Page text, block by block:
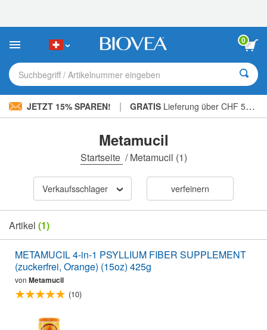
Sie:
Website
ein
Barrierefreiheitssystem.
0
Suchbegriff / Artikelnummer eingeben
JETZT 15% SPAREN! | GRATIS Lieferung über CHF 56.00 »
Metamucil
Startseite /Metamucil (1)
Verkaufsschlager verfeinern
Artikel (1)
METAMUCIL 4-in-1 PSYLLIUM FIBER SUPPLEMENT
(zuckerfrei, Orange) (15oz) 425g
von Metamucil
(10)